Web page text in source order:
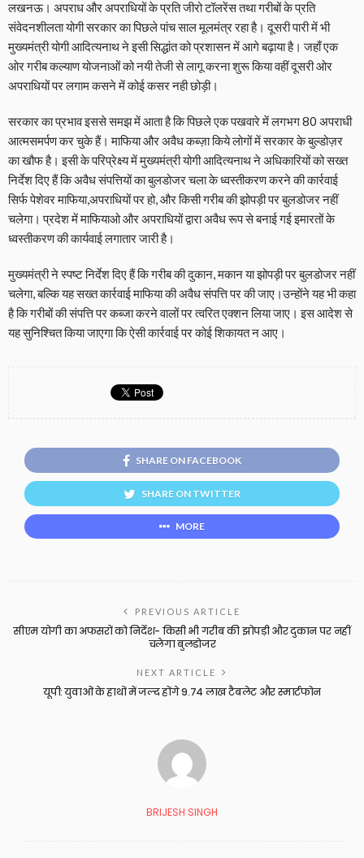
लखनऊ। अपराध और अपराधियों के प्रति जीरो टॉलरेंस तथा गरीबों के प्रति
संवेदनशीलता योगी सरकार का पिछले पांच साल मूलमंत्र रहा है। दूसरी पारी में भी
मुख्यमंत्री योगी आदित्यनाथ ने इसी सिद्धांत को प्रशासन में आगे बढ़ाया है। जहाँ एक
ओर गरीब कल्याण योजनाओं को नयी तेजी से लागू करना शुरू किया वहीं दूसरी ओर
अपराधियों पर लगाम कसने में कोई कसर नही छोड़ी।
सरकार का प्रभाव इससे समझ में आता है कि पिछले एक पखवारे में लगभग 80 अपराधी
आत्मसमर्पण कर चुके हैं। माफिया और अवैध कब्ज़ा किये लोगों में सरकार के बुल्डोज़र
का खौफ है। इसी के परिप्रेक्ष्य में मुख्यमंत्री योगी आदित्यनाथ ने अधिकारियों को सख्त
निर्देश दिए हैं कि अवैध संपत्तियों का बुलडोजर चला के ध्वस्तीकरण करने की कार्रवाई
सिर्फ पेशेवर माफिया,अपराधियों पर हो, और किसी गरीब की झोपड़ी पर बुलडोजर नहीं
चलेगा। प्रदेश में माफियाओ और अपराधियों द्वारा अवैध रूप से बनाई गई इमारतों के
ध्वस्तीकरण की कार्यवाई लगातार जारी है।
मुख्यमंत्री ने स्पष्ट निर्देश दिए हैं कि गरीब की दुकान, मकान या झोपड़ी पर बुलडोजर नहीं
चलेगा, बल्कि यह सख्त कार्रवाई माफिया की अवैध संपत्ति पर की जाए।उन्होंने यह भी कहा
है कि गरीबों की संपत्ति पर कब्जा करने वालों पर त्वरित एक्शन लिया जाए। इस आदेश से
यह सुनिश्चित किया जाएगा कि ऐसी कार्रवाई पर कोई शिकायत न आए।
SHARE ON FACEBOOK
SHARE ON TWITTER
MORE
PREVIOUS ARTICLE
सीएम योगी का अफसरों को निर्देश- किसी भी गरीब की झोपड़ी और दुकान पर नहीं
चलेगा बुलडोजर
NEXT ARTICLE
यूपी: युवाओं के हाथों में जल्द होंगे 9.74 लाख टैबलेट और स्मार्टफोन
BRIJESH SINGH